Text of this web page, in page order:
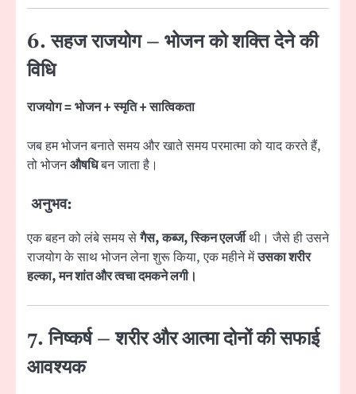
6. सहज राजयोग – भोजन को शक्ति देने की
विधि
राजयोग = भोजन + स्मृति + सात्विकता
जब हम भोजन बनाते समय और खाते समय परमात्मा को याद करते हैं,
तो भोजनऔषधिबन जाता है।
अनुभव:
एक बहन को लंबे समय सेगैस, कब्ज, स्किन एलर्जीथी। जैसे ही उसने
राजयोग के साथ भोजन लेना शुरू किया, एक महीने मेंउसका शरीर
हल्का, मन शांत और त्वचा दमकने लगी।
7. निष्कर्ष – शरीर और आत्मा दोनों की सफाई
आवश्यक